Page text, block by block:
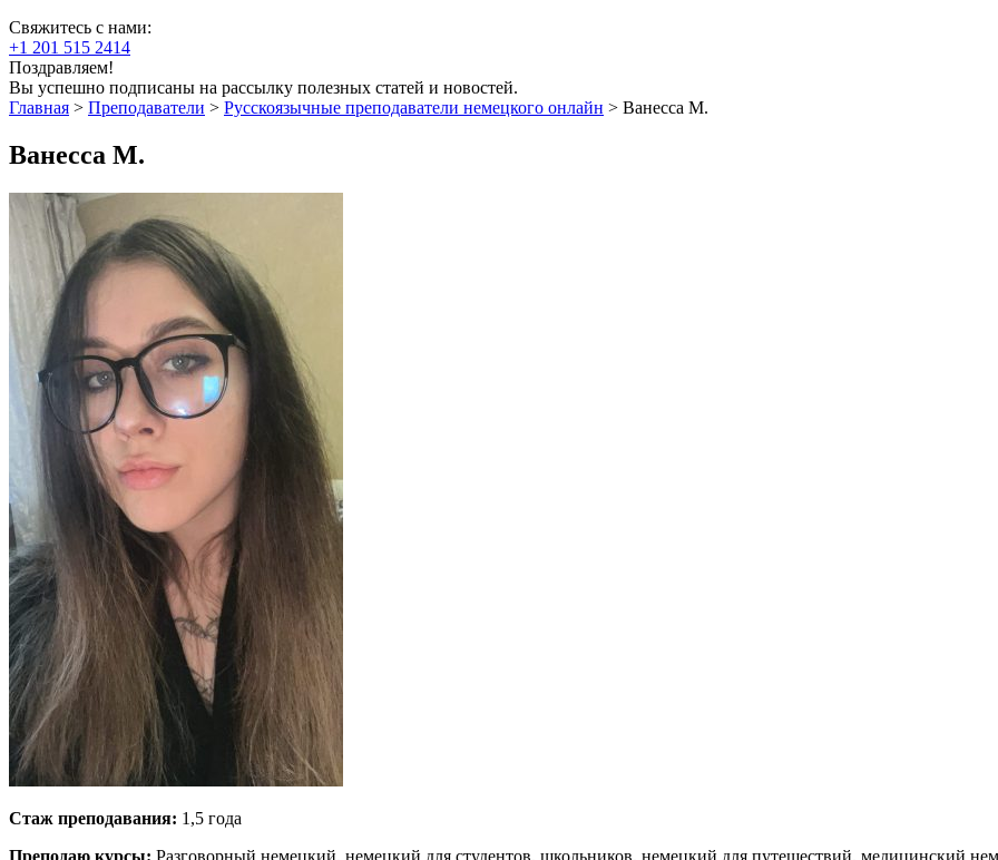
Свяжитесь с нами:
+1 201 515 2414
Поздравляем!
Вы успешно подписаны на рассылку полезных статей и новостей.
Главная > Преподаватели > Русскоязычные преподаватели немецкого онлайн > Ванесса М.
Ванесса М.
Стаж преподавания: 1,5 года
Преподаю курсы: Разговорный немецкий, немецкий для студентов, школьников, немецкий для путешествий, медицинский